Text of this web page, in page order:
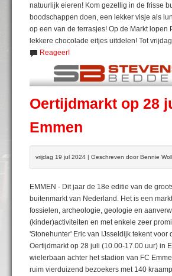
natuurlijk eieren! Kom gezellig in de frisse
boodschappen doen, een lekker visje als
op een van de terrasjes! Op de Markt lopen
lekkere chocolade eitjes uitdelen! Tot
Reageer!
Oertijdmarkt op 28
Emmen
vrijdag 19 jul 2024 | Geschreven door Bennie
EMMEN - Dit jaar de 18e editie van de
buitenmarkt van Nederland. Het is een
fossielen, archeologie, geologie en
(kinder)activiteiten en met enkele zeer
'Stonehunter' Eric van IJsseldijk tekent voor
Oertijdmarkt op 28 juli (10.00-17.00 uur) in
wielerbaan achter het stadion van FC
ruim vierduizend bezoekers met 140